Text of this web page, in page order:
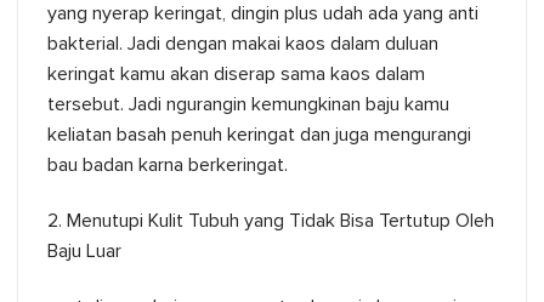
yang nyerap keringat, dingin plus udah ada yang anti
bakterial. Jadi dengan makai kaos dalam duluan
keringat kamu akan diserap sama kaos dalam
tersebut. Jadi ngurangin kemungkinan baju kamu
keliatan basah penuh keringat dan juga mengurangi
bau badan karna berkeringat.
2. Menutupi Kulit Tubuh yang Tidak Bisa Tertutup Oleh
Baju Luar